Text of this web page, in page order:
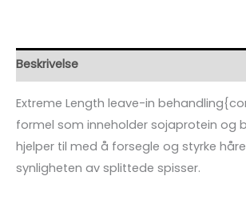
Beskrivelse
Extreme Length leave-in
formel som inneholder sojaprotein og
hjelper til med å forsegle og styrke
synligheten av splittede spisser.